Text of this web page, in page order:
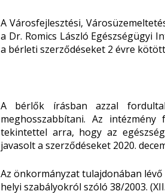
A Városfejlesztési,
a Dr. Romics László Egészségügyi
a bérleti szerződéseket 2 évre
A bérlők írásban azzal
meghosszabbítani. Az
tekintettel arra, hogy az
javasolt a szerződéseket 2020.
Az önkormányzat tulajdonában
helyi szabályokról szóló 38/2003.